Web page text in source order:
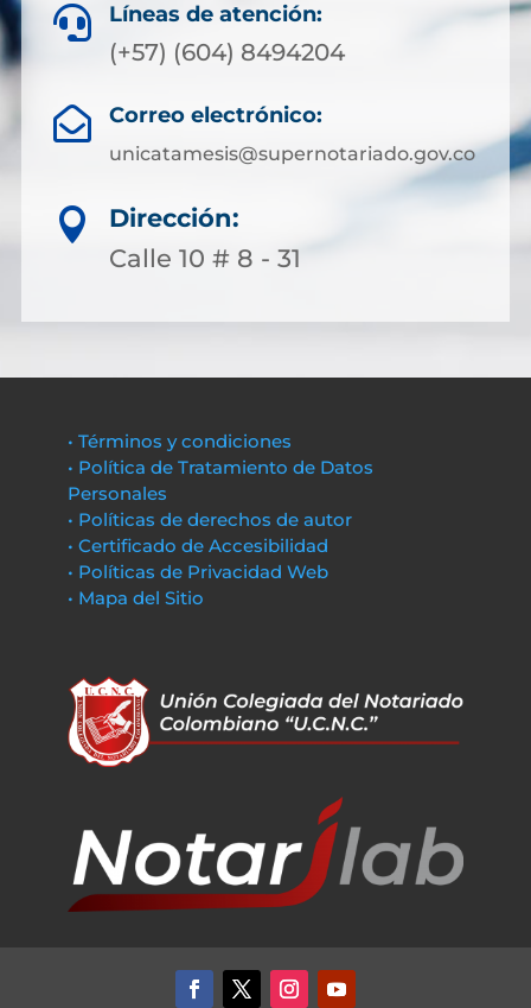
 Líneas de atención:
(+57) (604) 8494204
 Correo electrónico:
unicatamesis@supernotariado.gov.co

Dirección:
Calle 10 # 8 - 31
• Términos y condiciones
• Política de Tratamiento de Datos
Personales
• Políticas de derechos de autor
• Certificado de Accesibilidad
• Políticas de Privacidad Web
• Mapa del Sitio